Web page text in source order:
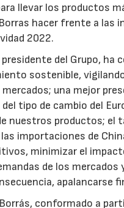
llevar los productos
hacer frente a las
2022.
presidente del Grupo,
sostenible,
una mejor
tipo de cambio del
nuestros productos; el
importaciones de
minimizar el
de los
apalancarse
conformado a